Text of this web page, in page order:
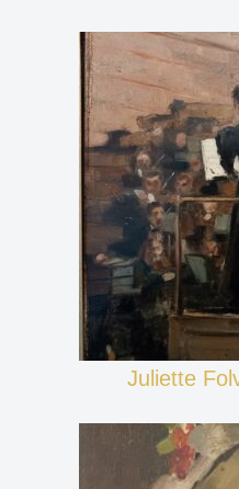
Juliette